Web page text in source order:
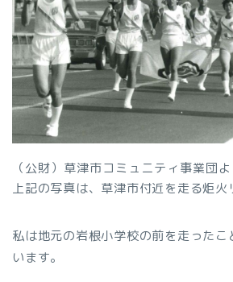
（公財）草津市コミュニティ事業団
上記の写真は、草津市付近を走る炬火
私は地元の岩根小学校の前を走ったこ
います。